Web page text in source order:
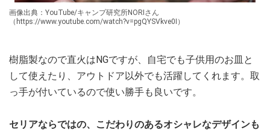
画像出典：YouTube/キャンプ研究所NORIさん
（https://www.youtube.com/watch?v=pgQYSVkve0I）
樹脂製なので直火はNGですが、自宅でも子供用のお皿と
して使えたり、アウトドア以外でも活躍してくれます。取
っ手が付いているので使い勝手も良いです。
セリアならではの、こだわりのあるオシャレなデザインも